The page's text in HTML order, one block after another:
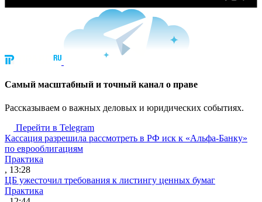
Cамый масштабный и точный канал о праве
Рассказываем о важных деловых и юридических событиях.
Перейти в Telegram
Кассация разрешила рассмотреть в РФ иск к «Альфа-Банку»
по еврооблигациям
Практика
, 13:28
ЦБ ужесточил требования к листингу ценных бумаг
Практика